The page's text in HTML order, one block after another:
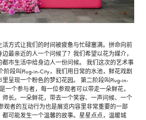
活方式让我们的时间被疲惫与忙碌塞满。拼命向前
最亲近的人一个问候了？我们希望以花为媒介，
市生活中给身边人一份问候。 我们这次的艺术事
阶段叫Plug-in-City，我们用日常的水池，鲜花戏剧
呈现一个粉色的梦幻花园。 第二阶段叫Plug-in-
一个参与者，每一位参观者可以带走一朵鲜花，
长。一朵鲜花，带去一个笑容、一声问候、一个
观者的互动行为也是展览内容里非常重要的一部
可能发生一个温馨的故事。星星点点，温暖城